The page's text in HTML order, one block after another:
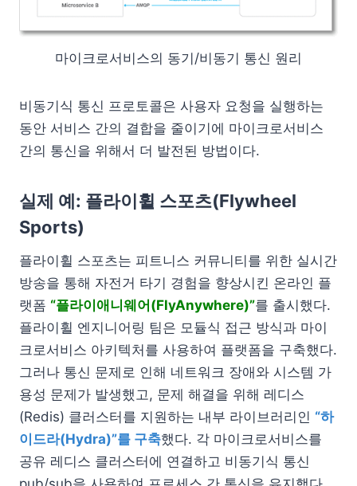
마이크로서비스의 동기/비동기 통신 원리
비동기식 통신 프로토콜은 사용자 요청을 실행하는
동안 서비스 간의 결합을 줄이기에 마이크로서비스
간의 통신을 위해서 더 발전된 방법이다.
실제 예: 플라이휠 스포츠(Flywheel
Sports)
플라이휠 스포츠는 피트니스 커뮤니티를 위한 실시간
방송을 통해 자전거 타기 경험을 향상시킨 온라인 플
랫폼 “플라이애니웨어(FlyAnywhere)”를 출시했다.
플라이휠 엔지니어링 팀은 모듈식 접근 방식과 마이
크로서비스 아키텍처를 사용하여 플랫폼을 구축했다.
그러나 통신 문제로 인해 네트워크 장애와 시스템 가
용성 문제가 발생했고, 문제 해결을 위해 레디스
(Redis) 클러스터를 지원하는 내부 라이브러리인 “하
이드라(Hydra)”를 구축했다. 각 마이크로서비스를
공유 레디스 클러스터에 연결하고 비동기식 통신